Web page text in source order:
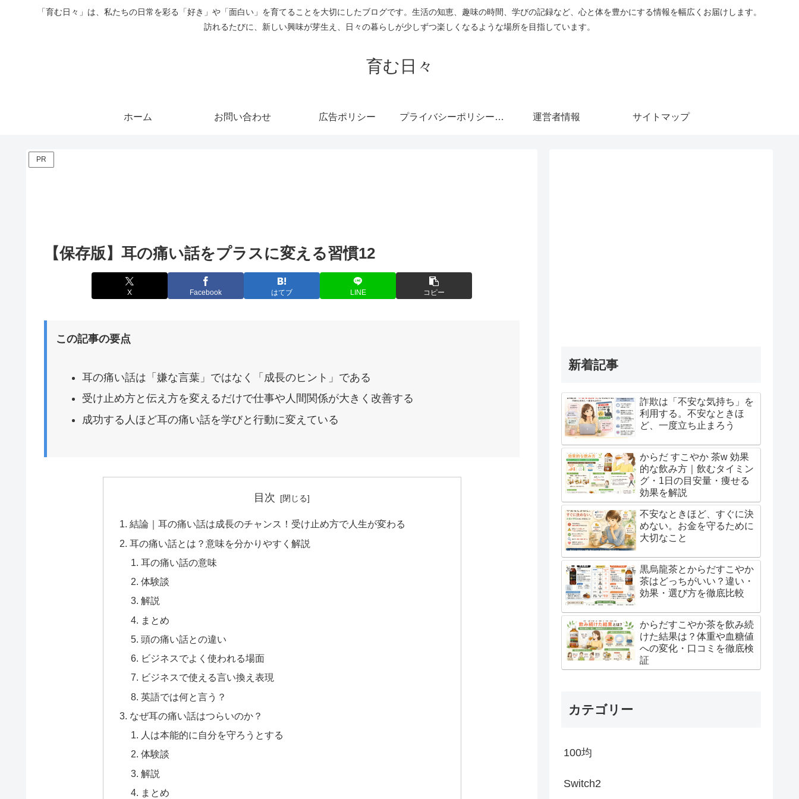
「育む日々」は、私たちの日常を彩る「好き」や「面白い」を育てることを大切にしたブログです。生活の知恵、趣味の時間、学びの記録など、心と体を豊かにする情報を幅広くお届けします。
訪れるたびに、新しい興味が芽生え、日々の暮らしが少しずつ楽しくなるような場所を目指しています。
育む日々
ホーム お問い合わせ 広告ポリシー プライバシーポリシー・免責事項 運営者情報 サイトマップ
PR
【保存版】耳の痛い話をプラスに変える習慣12
X Facebook はてブ LINE コピー
この記事の要点
耳の痛い話は「嫌な言葉」ではなく「成長のヒント」である
受け止め方と伝え方を変えるだけで仕事や人間関係が大きく改善する
成功する人ほど耳の痛い話を学びと行動に変えている
目次
結論｜耳の痛い話は成長のチャンス！受け止め方で人生が変わる
耳の痛い話とは？意味を分かりやすく解説
耳の痛い話の意味
体験談
解説
まとめ
頭の痛い話との違い
ビジネスでよく使われる場面
ビジネスで使える言い換え表現
英語では何と言う？
なぜ耳の痛い話はつらいのか？
人は本能的に自分を守ろうとする
体験談
解説
まとめ
新着記事
詐欺は「不安な気持ち」を
利用する。不安なときほ
ど、一度立ち止まろう
からだ すこやか 茶w 効果
的な飲み方｜飲むタイミン
グ・1日の目安量・痩せる
効果を解説
不安なときほど、すぐに決
めない。お金を守るために
大切なこと
黒烏龍茶とからだすこやか
茶はどっちがいい？違い・
効果・選び方を徹底比較
からだすこやか茶を飲み続
けた結果は？体重や血糖値
への変化・口コミを徹底検
証
カテゴリー
100均
Switch2